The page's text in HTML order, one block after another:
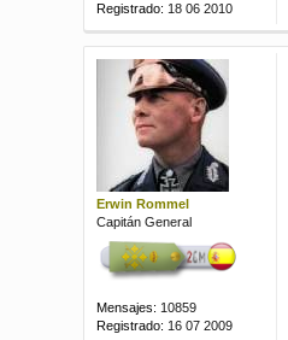
Registrado: 18 06 2010
Erwin Rommel
Capitán General
Mensajes: 10859
Registrado: 16 07 2009